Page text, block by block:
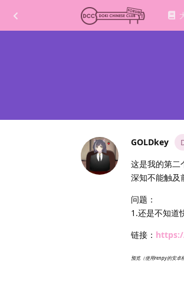
GOLDkey
这是我的第二
深知不能触及
问题：
1.还是不知道
链接：
预览（使用renpy的安卓